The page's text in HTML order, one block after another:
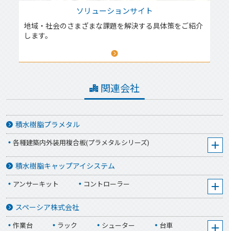
ソリューションサイト
地域・社会のさまざまな課題を解決する具体策をご紹介
します。
関連会社
積水樹脂プラメタル
各種建築内外装用複合板(プラメタルシリーズ)
装飾建材(メタカラーシリーズ)
導電仕様複合板、不燃・準不燃・内装用複合板
高発泡芯材軽量タイプ(ハイエースバンシリーズ)軽量金
属樹脂複合板
積水樹脂キャップアイシステム
アンサーキット
コントローラー
周辺機器・工事用部材
ユーティリティ
スペーシア株式会社
作業台 ラック シューター
台車